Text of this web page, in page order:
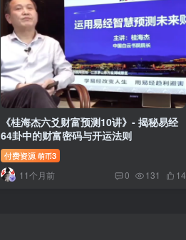
《桂海杰六爻财富预测10讲》- 揭秘易经
64卦中的财富密码与开运法则
付费资源 萌币3
11个月前 0 131 14